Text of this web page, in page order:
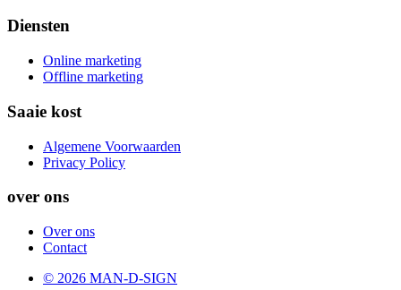
Diensten
Online marketing
Offline marketing
Saaie kost
Algemene Voorwaarden
Privacy Policy
over ons
Over ons
Contact
© 2026 MAN-D-SIGN